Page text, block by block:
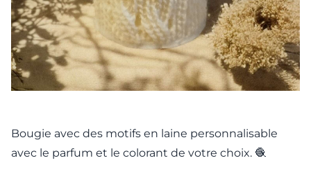
Bougie avec des motifs en laine personnalisable
avec le parfum et le colorant de votre choix. 🧶